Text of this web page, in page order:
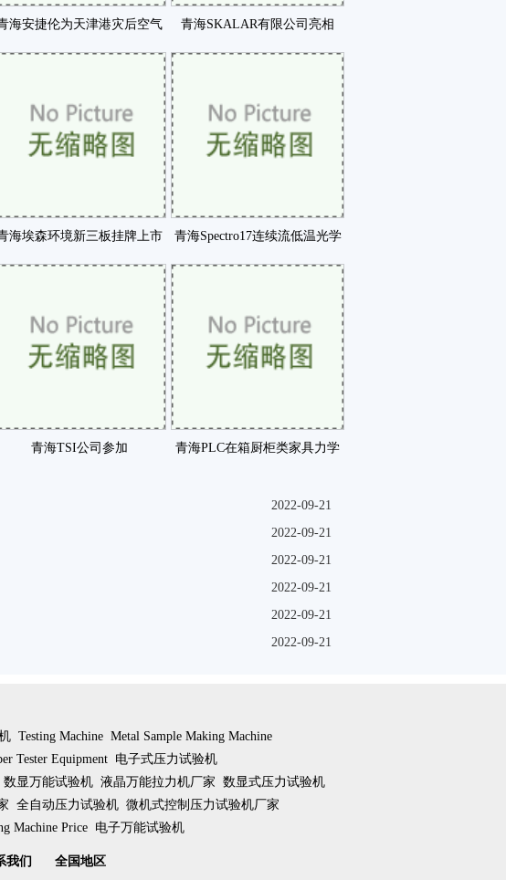
海安捷伦为天津港灾后空气 青海SKALAR有限公司亮相
海埃森环境新三板挂牌上市 青海Spectro17连续流低温光学
青海TSI公司参加 青海PLC在箱厨柜类家具力学
2022-09-21
2022-09-21
2022-09-21
2022-09-21
2022-09-21
2022-09-21
Testing Machine Metal Sample Making Machine
Tester Equipment 电子式压力试验机
数显万能试验机 液晶万能拉力机厂家 数显式压力试验机
全自动压力试验机 微机式控制压力试验机厂家
Machine Price 电子万能试验机
我们 全国地区